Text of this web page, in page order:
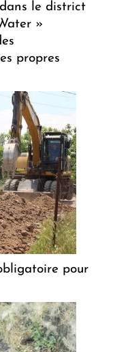
le district
»
propres
pour